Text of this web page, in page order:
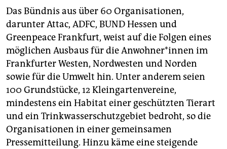
Das Bündnis aus über 60 Organisationen,
darunter Attac, ADFC, BUND Hessen und
Greenpeace Frankfurt, weist auf die Folgen eines
möglichen Ausbaus für die An­woh­ne­r*in­nen im
Frankfurter Westen, Nordwesten und Norden
sowie für die Umwelt hin. Unter anderem seien
100 Grundstücke, 12 Kleingartenvereine,
mindestens ein Habitat einer geschützten Tierart
und ein Trinkwasserschutzgebiet bedroht, so die
Organisationen in einer gemeinsamen
Pressemitteilung. Hinzu käme eine steigende